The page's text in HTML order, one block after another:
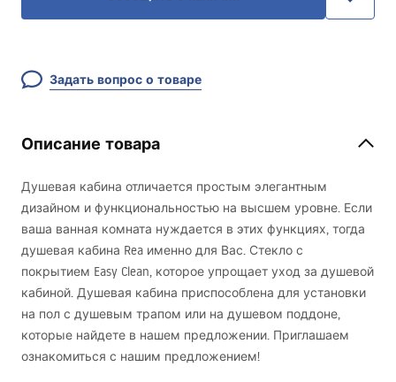
Задать вопрос о товаре
Описание товара
Душевая кабина отличается простым элегантным
дизайном и функциональностью на высшем уровне. Если
ваша ванная комната нуждается в этих функциях, тогда
душевая кабина Rea именно для Вас. Стекло с
покрытием Easy Clean, которое упрощает уход за душевой
кабиной. Душевая кабина приспособлена для установки
на пол с душевым трапом или на душевом поддоне,
которые найдете в нашем предложении. Приглашаем
ознакомиться с нашим предложением!